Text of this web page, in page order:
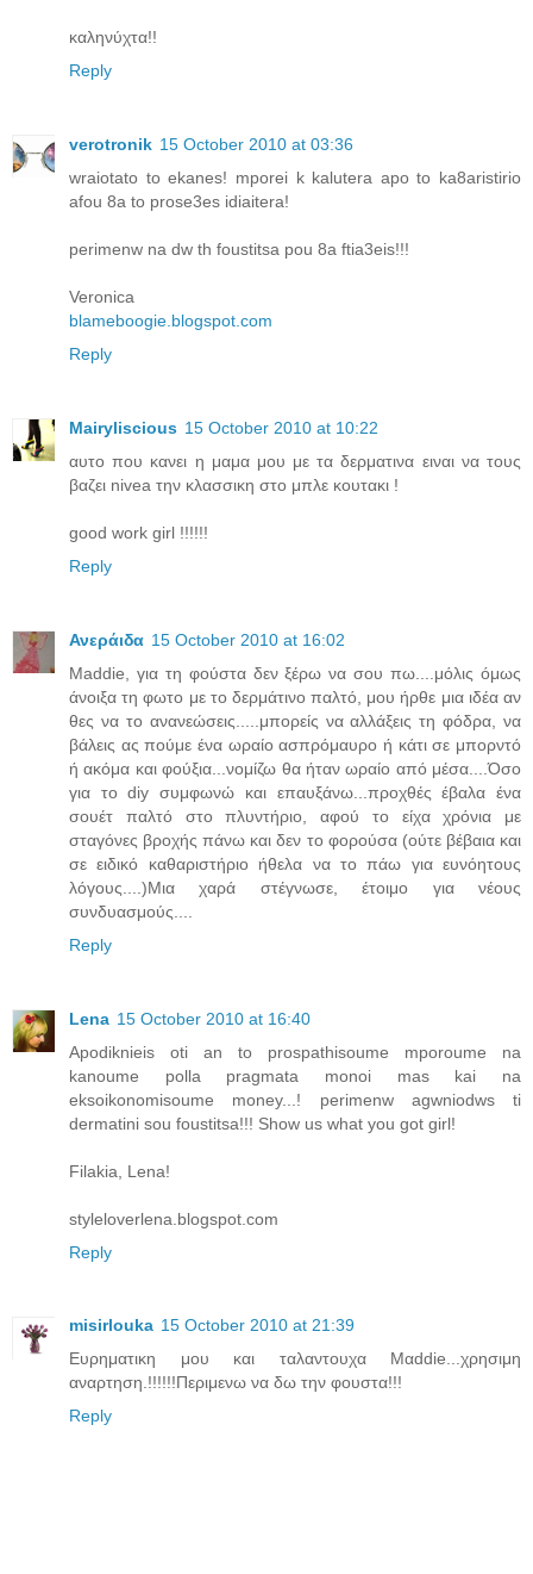
καληνύχτα!!
Reply
verotronik 15 October 2010 at 03:36
wraiotato to ekanes! mporei k kalutera apo to ka8aristirio
afou 8a to prose3es idiaitera!
perimenw na dw th foustitsa pou 8a ftia3eis!!!
Veronica
blameboogie.blogspot.com
Reply
Mairyliscious 15 October 2010 at 10:22
αυτο που κανει η μαμα μου με τα δερματινα ειναι να τους
βαζει nivea την κλασσικη στο μπλε κουτακι !
good work girl !!!!!!
Reply
Ανεράιδα 15 October 2010 at 16:02
Maddie, για τη φούστα δεν ξέρω να σου πω....μόλις όμως
άνοιξα τη φωτο με το δερμάτινο παλτό, μου ήρθε μια ιδέα αν
θες να το ανανεώσεις.....μπορείς να αλλάξεις τη φόδρα, να
βάλεις ας πούμε ένα ωραίο ασπρόμαυρο ή κάτι σε μπορντό
ή ακόμα και φούξια...νομίζω θα ήταν ωραίο από μέσα....Όσο
για το diy συμφωνώ και επαυξάνω...προχθές έβαλα ένα
σουέτ παλτό στο πλυντήριο, αφού το είχα χρόνια με
σταγόνες βροχής πάνω και δεν το φορούσα (ούτε βέβαια και
σε ειδικό καθαριστήριο ήθελα να το πάω για ευνόητους
λόγους....)Μια χαρά στέγνωσε, έτοιμο για νέους
συνδυασμούς....
Reply
Lena 15 October 2010 at 16:40
Apodiknieis oti an to prospathisoume mporoume na
kanoume polla pragmata monoi mas kai na
eksoikonomisoume money...! perimenw agwniodws ti
dermatini sou foustitsa!!! Show us what you got girl!
Filakia, Lena!
styleloverlena.blogspot.com
Reply
misirlouka 15 October 2010 at 21:39
Ευρηματικη μου και ταλαντουχα Μαddie...χρησιμη
αναρτηση.!!!!!!Περιμενω να δω την φουστα!!!
Reply